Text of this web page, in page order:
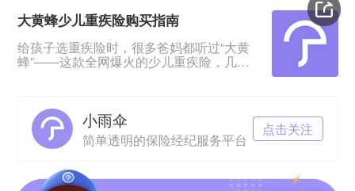
重疾险里的性价比王
比整理，给大家挑出成人重疾险榜单前列
的3款产品，适合各种预算、不同身体状况
的人群。&nbsp;如果你打算买重疾险，如
果你带病投保，或者预算紧张，这3款产品
能满足你的需求。
大黄蜂少儿重疾险购买指南
给孩子选重疾险时，很多爸妈都听过“大黄
蜂”——这款全网爆火的少儿重疾险，几乎
经纪是定制方，这家公司靠谱吗？理赔会
不会麻烦？今天就来一一拆解这些问题，
让你给娃买保险时心里有底。01 大黄蜂少
重疾险分两个核心版本：Ø
小雨伞
简单透明的保险经纪服务平台
点击关注